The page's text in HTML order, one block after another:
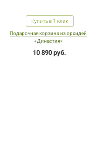
Купить в 1 клик
Подарочная корзина из орхидей
«Династия»
10 890 руб.